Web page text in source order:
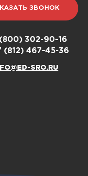
ЗВОНОК
302-90-16
(812) 467-45-36
SRO.RU